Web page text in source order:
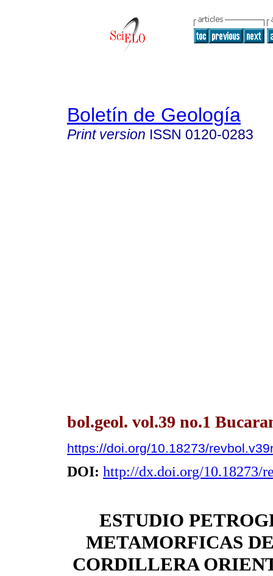
Boletín de Geología
Print version ISSN 0120-0283
bol.geol. vol.39 no.1
https://doi.org/10.18273/
DOI: http://dx.doi.org/10.18273/
ESTUDIO
METAMORFICAS
CORDILLERA